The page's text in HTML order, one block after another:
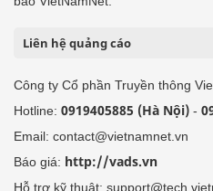
Liên hệ quảng cáo
Công ty Cổ phần Truyền thông
Hotline: 0919405885 (Hà Nội) -
Email: contact@vietnamnet.vn
Báo giá: http://vads.vn
Hỗ trợ kỹ thuật: